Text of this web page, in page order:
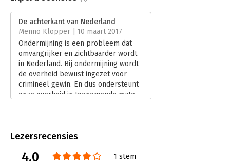
Verschijningsdatum:
8-7-2017
Hoofdrubriek:
Mens en maatschappij
Jongbloed:
Strafrecht - Computercriminaliteit (incl.
phishing, ddos)
De achterkant van Nederland
Menno Klopper | 10 maart 2017
Ondermijning is een probleem dat
omvangrijker en zichtbaarder wordt
in Nederland. Bij ondermijning wordt
de overheid bewust ingezet voor
crimineel gewin. En dus ondersteunt
onze overheid in toenemende mate
Lees verder
Lezersrecensies
4.0 1 stem